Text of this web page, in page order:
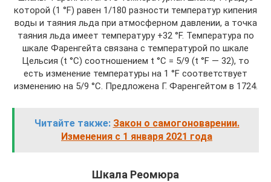
которой (1 °F) равен 1/180 разности температур кипения
воды и таяния льда при атмосферном давлении, а точка
таяния льда имеет температуру +32 °F. Температура по
шкале Фаренгейта связана с температурой по шкале
Цельсия (t °С) соотношением t °С = 5/9 (t °F — 32), то
есть изменение температуры на 1 °F соответствует
изменению на 5/9 °С. Предложена Г. Фаренгейтом в 1724.
Читайте также: Закон о самогоноварении.
Изменения с 1 января 2021 года
Шкала Реомюра